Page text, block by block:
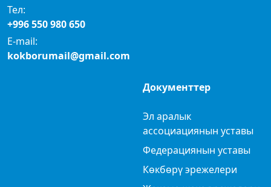
Тел:
+996 550 980 650
E-mail:
kokborumail@gmail.com
Документтер
Эл аралык
ассоциациянын уставы
Федерациянын уставы
Көкбөрү эрежелери